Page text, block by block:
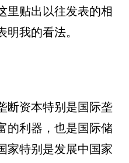
里贴出以往发表的相
我的看法。
断资本特别是国际垄
的利器，也是国际储
家特别是发展中国家